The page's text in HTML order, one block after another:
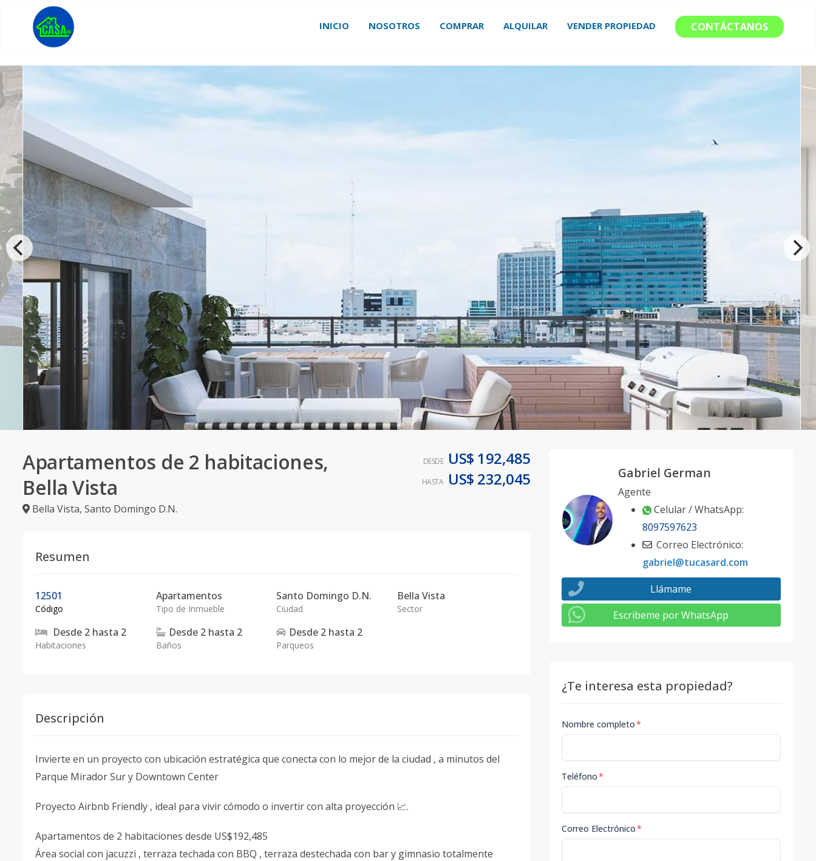
INICIO NOSOTROS COMPRAR ALQUILAR VENDER PROPIEDAD CONTÁCTANOS
Apartamentos de 2 habitaciones,
Bella Vista
Bella Vista, Santo Domingo D.N.
DESDE US$ 192,485
HASTA US$ 232,045
Resumen
12501
Código
Apartamentos
Tipo de Inmueble
Santo Domingo D.N.
Ciudad
Bella Vista
Sector
Desde 2 hasta 2
Habitaciones
Desde 2hasta 2
Baños
Desde 2 hasta 2
Parqueos
Descripción
Invierte en un proyecto con ubicación estratégica que conecta con lo mejor de la ciudad , a minutos del
Parque Mirador Sur y Downtown Center
Proyecto Airbnb Friendly , ideal para vivir cómodo o invertir con alta proyección 📈.
Apartamentos de 2 habitaciones desde US$192,485
Área social con jacuzzi , terraza techada con BBQ , terraza destechada con bar y gimnasio totalmente
Gabriel German
Agente
Celular / WhatsApp:
8097597623
Correo Electrónico:
gabriel@tucasard.com
Llámame
Escribeme por WhatsApp
¿Te interesa esta propiedad?
Nombre completo*
Teléfono*
Correo Electrónico*